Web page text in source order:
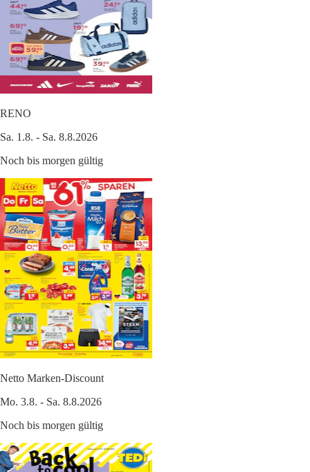
RENO
Sa. 1.8. - Sa. 8.8.2026
Noch bis morgen gültig
Netto Marken-Discount
Mo. 3.8. - Sa. 8.8.2026
Noch bis morgen gültig